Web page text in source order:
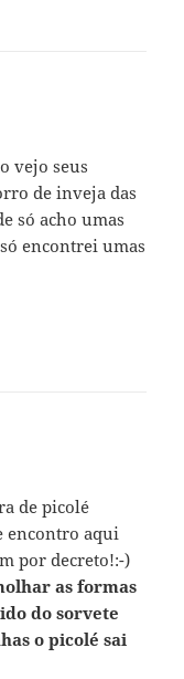
vejo seus
de inveja das
só acho umas
encontrei umas
de picolé
encontro aqui
por decreto!:-)
as formas
do sorvete
o picolé sai